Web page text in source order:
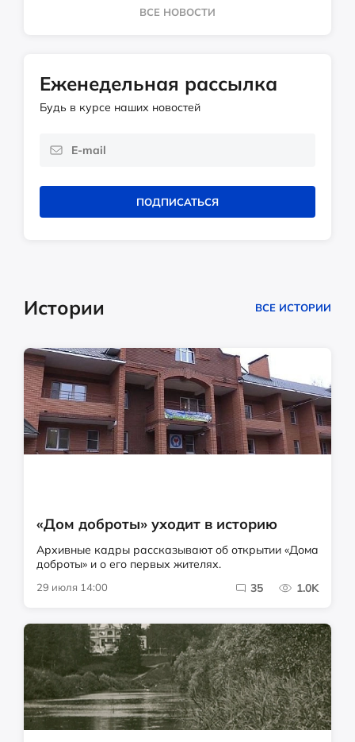
ВСЕ НОВОСТИ
Еженедельная рассылка
Будь в курсе наших новостей
ПОДПИСАТЬСЯ
Истории ВСЕ ИСТОРИИ
«Дом доброты» уходит в историю
Архивные кадры рассказывают об открытии «Дома
доброты» и о его первых жителях.
29 июля 14:00 35 1.0K